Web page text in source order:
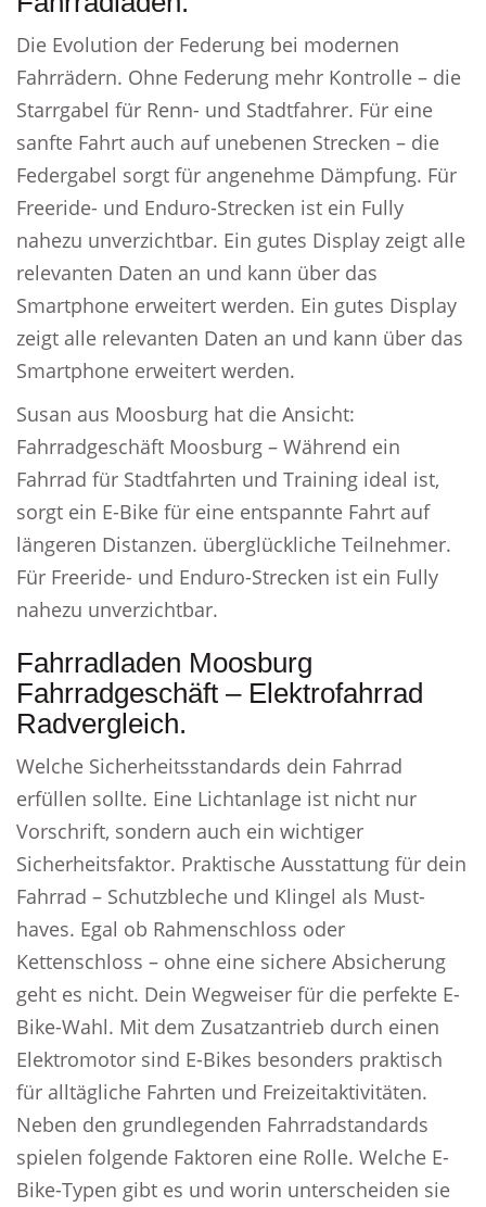
Die Evolution der Federung bei modernen
Fahrrädern. Ohne Federung mehr Kontrolle – die
Starrgabel für Renn- und Stadtfahrer. Für eine
sanfte Fahrt auch auf unebenen Strecken – die
Federgabel sorgt für angenehme Dämpfung. Für
Freeride- und Enduro-Strecken ist ein Fully
nahezu unverzichtbar. Ein gutes Display zeigt alle
relevanten Daten an und kann über das
Smartphone erweitert werden. Ein gutes Display
zeigt alle relevanten Daten an und kann über das
Smartphone erweitert werden.
Susan aus Moosburg hat die Ansicht:
Fahrradgeschäft Moosburg – Während ein
Fahrrad für Stadtfahrten und Training ideal ist,
sorgt ein E-Bike für eine entspannte Fahrt auf
längeren Distanzen. überglückliche Teilnehmer.
Für Freeride- und Enduro-Strecken ist ein Fully
nahezu unverzichtbar.
Fahrradladen Moosburg
Fahrradgeschäft – Elektrofahrrad
Radvergleich.
Welche Sicherheitsstandards dein Fahrrad
erfüllen sollte. Eine Lichtanlage ist nicht nur
Vorschrift, sondern auch ein wichtiger
Sicherheitsfaktor. Praktische Ausstattung für dein
Fahrrad – Schutzbleche und Klingel als Must-
haves. Egal ob Rahmenschloss oder
Kettenschloss – ohne eine sichere Absicherung
geht es nicht. Dein Wegweiser für die perfekte E-
Bike-Wahl. Mit dem Zusatzantrieb durch einen
Elektromotor sind E-Bikes besonders praktisch
für alltägliche Fahrten und Freizeitaktivitäten.
Neben den grundlegenden Fahrradstandards
spielen folgende Faktoren eine Rolle. Welche E-
Bike-Typen gibt es und worin unterscheiden sie